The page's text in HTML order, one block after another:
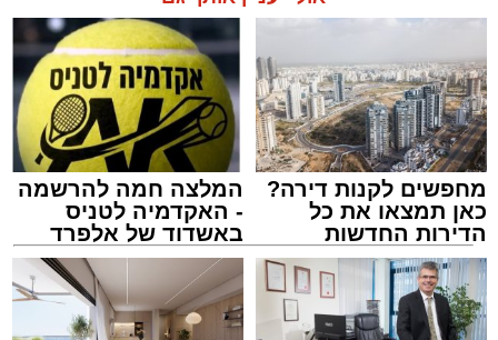
מחפשים לקנות דירה?
כאן תמצאו את כל
הדירות החדשות
למכירה באשדוד >>>
המלצה חמה להרשמה
- האקדמיה לטניס
באשדוד של אלפרד
קריאולנסקי - לילדים